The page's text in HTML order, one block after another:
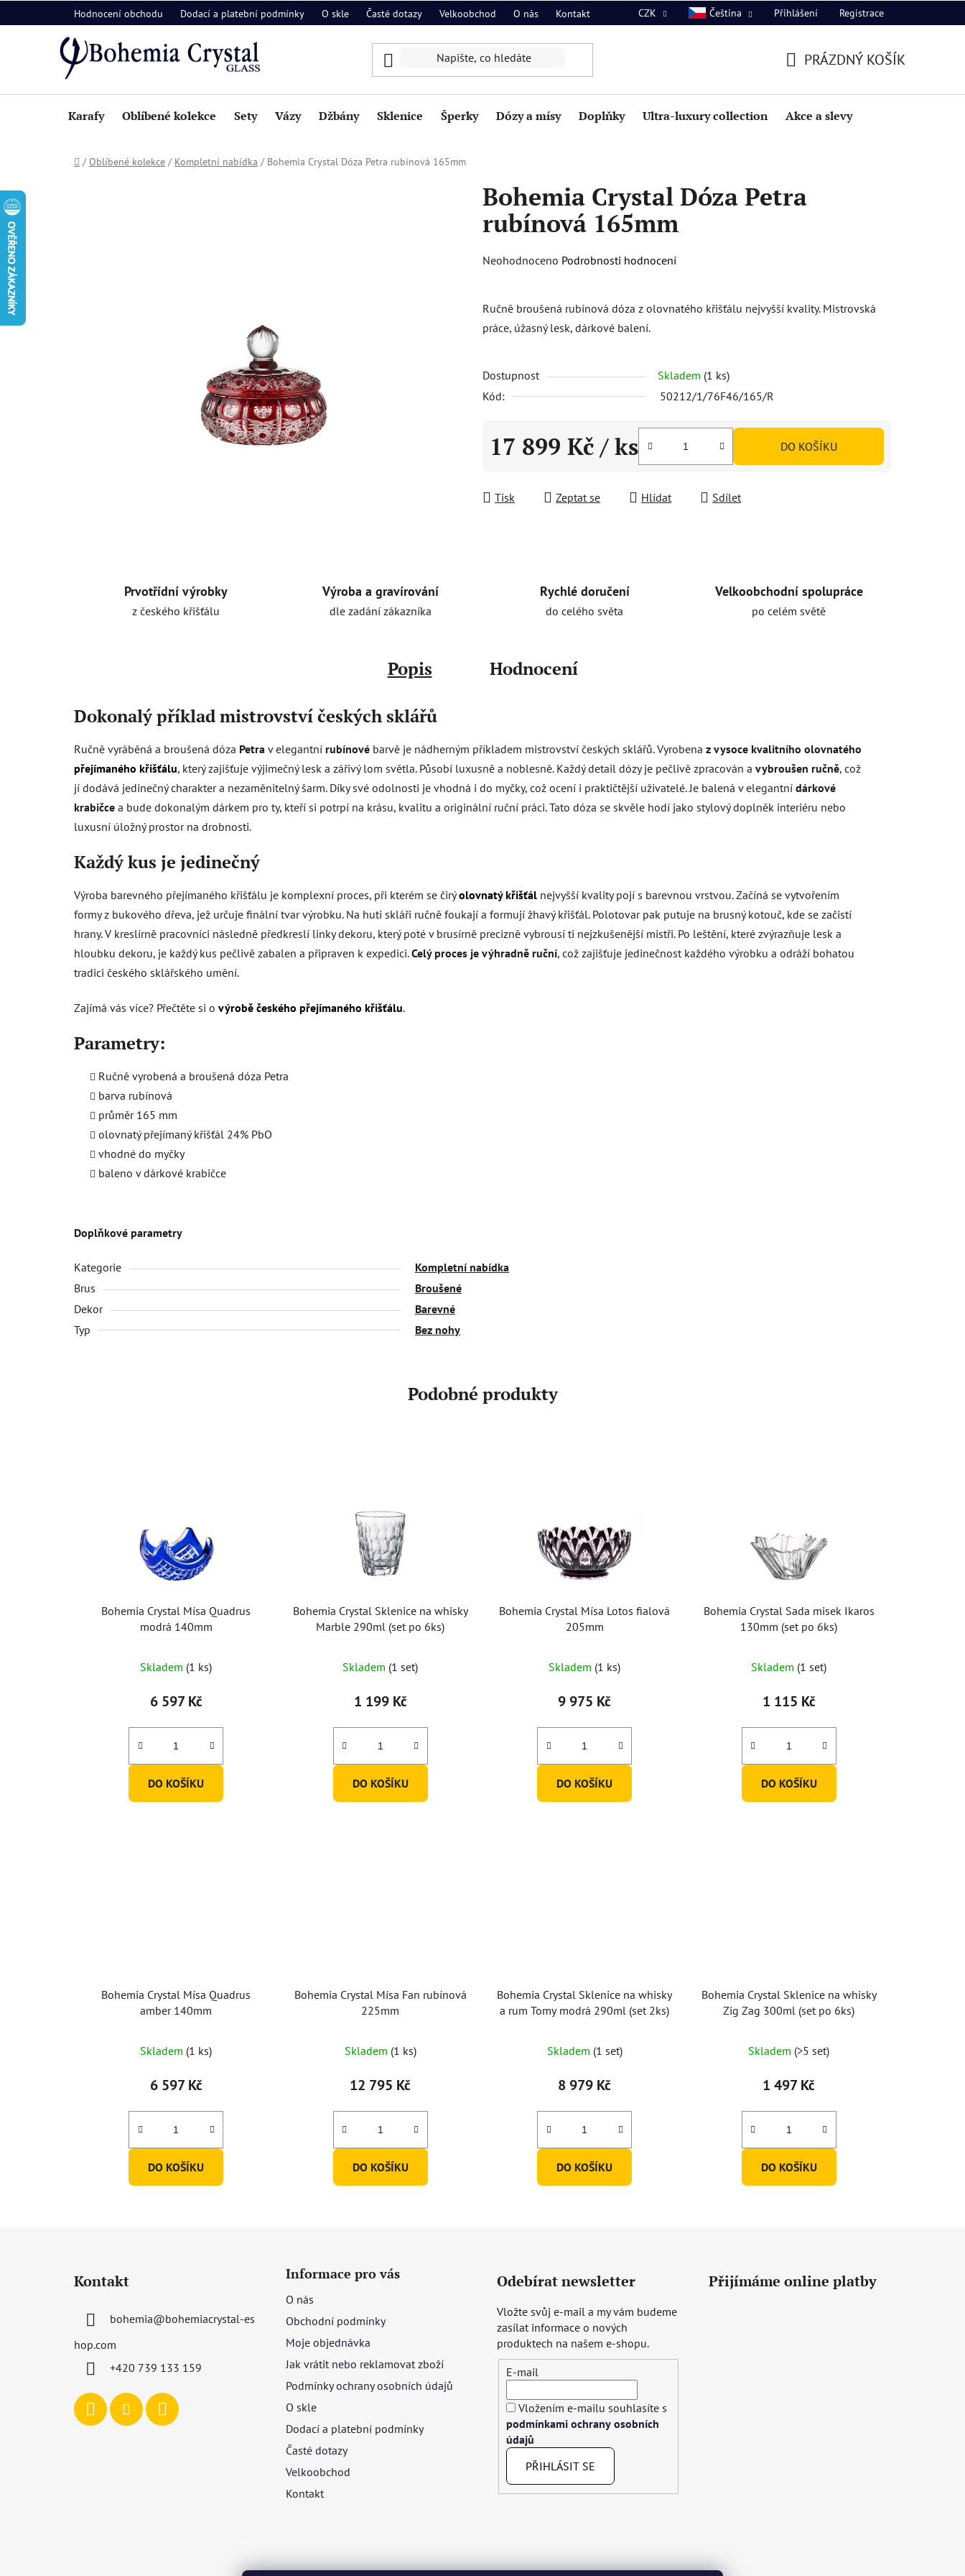
na
Hodnocení obchodu Dodací a platební podmínky O skle Časté dotazy Velkoobchod O nás Kontakt CZK Čeština Přihlášení Registrace
KOŠÍK
PRÁZDNÝ KOŠÍK
Karafy Oblíbené kolekce Sety Vázy Džbány Sklenice Šperky Dózy a mísy Doplňky Ultra-luxury collection Akce a slevy
Domů
/ Oblíbené kolekce / Kompletní nabídka / Bohemia Crystal Dóza Petra rubínová 165mm
Bohemia Crystal Dóza Petra
rubínová 165mm
Průměrné
je
0,0
5
hvězdiček.
Neohodnoceno Podrobnosti hodnocení
Ručně broušená rubínová dóza z olovnatého křišťálu nejvyšší kvality. Mistrovská
práce, úžasný lesk, dárkové balení.
Dostupnost Skladem (1 ks)
Kód:
50212/1/76F46/165/R
17 899 Kč / ks DO KOŠÍKU
Tisk Zeptat se Hlídat Sdílet
Prvotřídní výrobky
z českého křišťálu
Výroba a gravírování
dle zadání zákazníka
Rychlé doručení
do celého světa
Velkoobchodní spolupráce
po celém světě
Popis Hodnocení
Dokonalý příklad mistrovství českých sklářů
Ručně vyráběná a broušená dóza Petra v elegantní rubínové barvě je nádherným příkladem mistrovství českých sklářů. Vyrobena z vysoce kvalitního olovnatého
přejímaného křišťálu, který zajišťuje výjimečný lesk a zářivý lom světla. Působí luxusně a noblesně. Každý detail dózy je pečlivě zpracován a vybroušen ručně, což
jí dodává jedinečný charakter a nezaměnitelný šarm. Díky své odolnosti je vhodná i do myčky, což ocení i praktičtější uživatelé. Je balená v elegantní dárkové
krabičce a bude dokonalým dárkem pro ty, kteří si potrpí na krásu, kvalitu a originální ruční práci. Tato dóza se skvěle hodí jako stylový doplněk interiéru nebo
luxusní úložný prostor na drobnosti.
Každý kus je jedinečný
Výroba barevného přejímaného křišťálu je komplexní proces, při kterém se čirýolovnatý křišťál nejvyšší kvality pojí s barevnou vrstvou. Začíná se vytvořením
formy z bukového dřeva, jež určuje finální tvar výrobku. Na huti skláři ručně foukají a formují žhavý křišťál. Polotovar pak putuje na brusný kotouč, kde se začistí
hrany. V kreslírně pracovníci následně předkreslí linky dekoru, který poté v brusírně precizně vybrousí ti nejzkušenější mistři. Po leštění, které zvýrazňuje lesk a
hloubku dekoru, je každý kus pečlivě zabalen a připraven k expedici.Celý proces je výhradně ruční, což zajišťuje jedinečnost každého výrobku a odráží bohatou
tradici českého sklářského umění.
Zajímá vás více? Přečtěte si o výrobě českého přejímaného křišťálu.
Parametry:
Ručně vyrobená a broušená dóza Petra
barva rubínová
průměr 165 mm
olovnatý přejímaný křišťál 24% PbO
vhodné do myčky
baleno v dárkové krabičce
Doplňkové parametry
Kategorie
Kompletní nabídka
Brus
Broušené
Dekor
Barevné
Typ
Bez nohy
Podobné produkty
Bohemia Crystal Mísa Quadrus
modrá 140mm
Skladem (1 ks)
6 597 Kč
DO KOŠÍKU
Bohemia Crystal Sklenice na whisky
Marble 290ml (set po 6ks)
Skladem (1 set)
1 199 Kč
DO KOŠÍKU
Bohemia Crystal Mísa Lotos fialová
205mm
Skladem (1 ks)
9 975 Kč
DO KOŠÍKU
Bohemia Crystal Sada misek Ikaros
130mm (set po 6ks)
Skladem (1 set)
1 115 Kč
DO KOŠÍKU
Bohemia Crystal Mísa Quadrus
amber 140mm
Skladem (1 ks)
6 597 Kč
DO KOŠÍKU
Bohemia Crystal Mísa Fan rubínová
225mm
Skladem (1 ks)
12 795 Kč
DO KOŠÍKU
Bohemia Crystal Sklenice na whisky
a rum Tomy modrá 290ml (set 2ks)
Skladem (1 set)
8 979 Kč
DO KOŠÍKU
Bohemia Crystal Sklenice na whisky
Zig Zag 300ml (set po 6ks)
Skladem (>5 set)
1 497 Kč
DO KOŠÍKU
Kontakt
bohemia@bohemiacrystal-es
hop.com
+420 739 133 159
Informace pro vás
O nás
Obchodní podmínky
Moje objednávka
Jak vrátit nebo reklamovat zboží
Podmínky ochrany osobních údajů
O skle
Dodací a platební podmínky
Časté dotazy
Velkoobchod
Kontakt
Odebírat newsletter
Vložte svůj e-mail a my vám budeme
zasílat informace o nových
produktech na našem e-shopu.
E-mail
Vložením e-mailu souhlasíte s
podmínkami ochrany osobních
údajů
PŘIHLÁSIT SE
Přijímáme online platby